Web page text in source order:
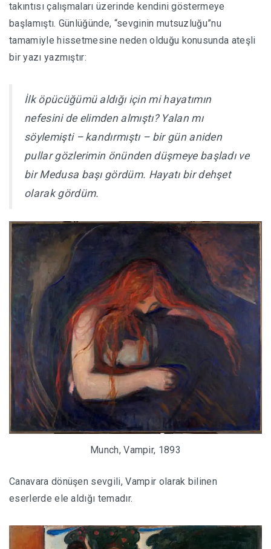
takıntısı çalışmaları üzerinde kendini göstermeye
başlamıştı. Günlüğünde, “sevginin mutsuzluğu”nu
tamamiyle hissetmesine neden olduğu konusunda ateşli
bir yazı yazmıştır:
İlk öpücüğümü aldığı için mi hayatımın
nefesini de elimden almıştı? Yalan mı
söylemişti – kandırmıştı – bir gün aniden
pullar gözlerimin önünden düşmeye başladı ve
bir Medusa başı gördüm. Hayatı bir dehşet
olarak gördüm.
Munch, Vampir, 1893
Canavara dönüşen sevgili, Vampir olarak bilinen
eserlerde ele aldığı temadır.